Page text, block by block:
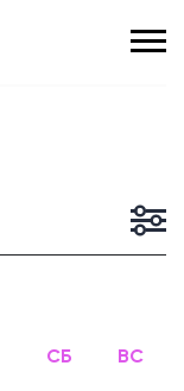
СБ ВС